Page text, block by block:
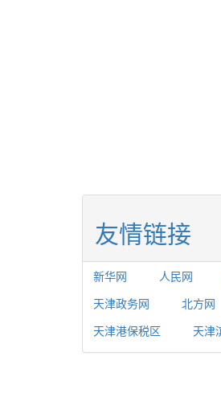
友情链接
新华网 人民网
天津政务网
北方网
天津港保税区
天津